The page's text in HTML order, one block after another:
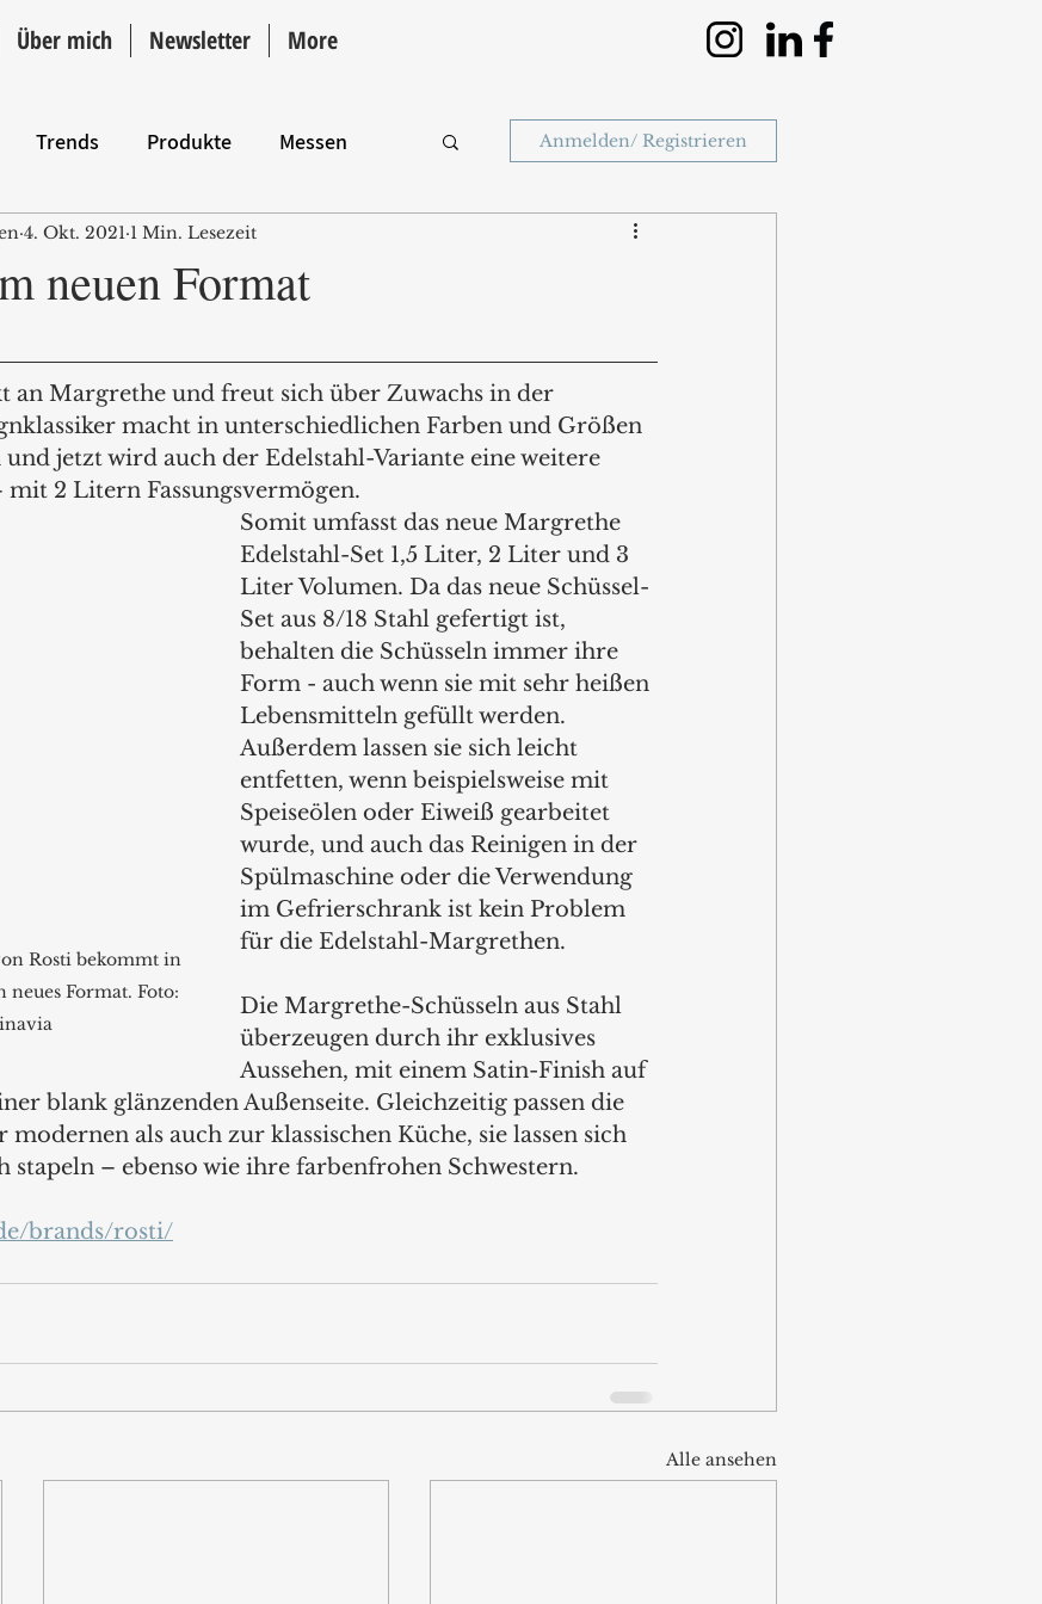
Über mich Newsletter More
Trends Produkte Messen Anmelden/ Registrieren
neuen Format
4. Okt. 2021 1 Min. Lesezeit
an Margrethe und freut sich über Zuwachs in der
macht in unterschiedlichen Farben und Größen
jetzt wird auch der Edelstahl-Variante eine weitere
2 Litern Fassungsvermögen.
Rosti bekommt in
Format. Foto:
Somit umfasst das neue Margrethe
Edelstahl-Set 1,5 Liter, 2 Liter und 3
Liter Volumen. Da das neue Schüssel-
Set aus 8/18 Stahl gefertigt ist,
behalten die Schüsseln immer ihre
Form - auch wenn sie mit sehr heißen
Lebensmitteln gefüllt werden.
Außerdem lassen sie sich leicht
entfetten, wenn beispielsweise mit
Speiseölen oder Eiweiß gearbeitet
wurde, und auch das Reinigen in der
Spülmaschine oder die Verwendung
im Gefrierschrank ist kein Problem
für die Edelstahl-Margrethen.
Die Margrethe-Schüsseln aus Stahl
überzeugen durch ihr exklusives
Aussehen, mit einem Satin-Finish auf
blank glänzenden Außenseite. Gleichzeitig passen die
modernen als auch zur klassischen Küche, sie lassen sich
stapeln – ebenso wie ihre farbenfrohen Schwestern.
brands/rosti/
Alle ansehen